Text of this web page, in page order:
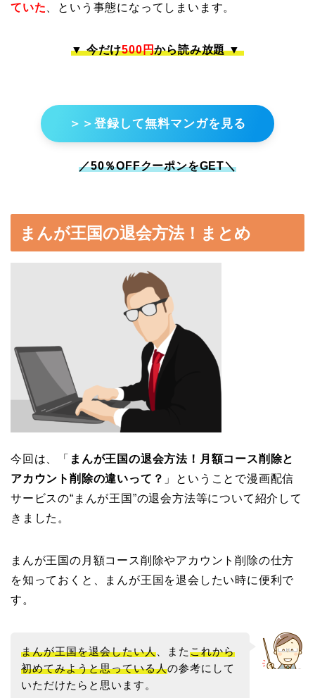
ていた 、という事態になってしまいます。
▼ 今だけ500円から読み放題 ▼
＞＞登録して無料マンガを見る
／50％OFFクーポンをGET＼
まんが王国の退会方法！まとめ
今回は、「 まんが王国の退会方法！月額コース削除と
アカウント削除の違いって？ 」ということで漫画配信
サービスの“まんが王国”の退会方法等について紹介して
きました。
まんが王国の月額コース削除やアカウント削除の仕方
を知っておくと、まんが王国を退会したい時に便利で
す。
まんが王国を退会したい人、またこれから
初めてみようと思っている人の参考にして
いただけたらと思います。